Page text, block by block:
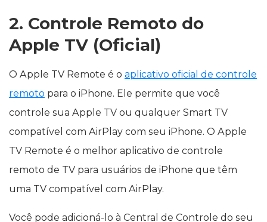
2. Controle Remoto do
Apple TV (Oficial)
O Apple TV Remote é o aplicativo oficial de controle
remoto para o iPhone. Ele permite que você
controle sua Apple TV ou qualquer Smart TV
compatível com AirPlay com seu iPhone. O Apple
TV Remote é o melhor aplicativo de controle
remoto de TV para usuários de iPhone que têm
uma TV compatível com AirPlay.
Você pode adicioná-lo à Central de Controle do seu